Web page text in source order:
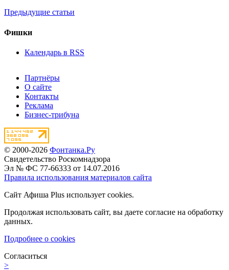
Предыдущие статьи
Фишки
Календарь в RSS
Партнёры
О сайте
Контакты
Реклама
Бизнес-трибуна
© 2000-2026 Фонтанка.Ру
Свидетельство Роскомнадзора
Эл № ФС 77-66333 от 14.07.2016
Правила использования материалов сайта
Сайт Афиша Plus использует cookies.
Продолжая использовать сайт, вы даете согласие на обработку
данных.
Подробнее о cookies
Согласиться
>